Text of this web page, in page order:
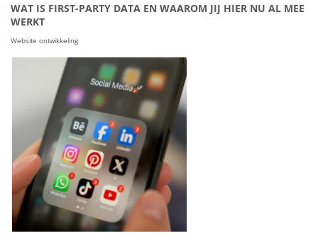
WAT IS FIRST-PARTY DATA EN WAAROM JIJ HIER NU AL MEE
WERKT
Website ontwikkeling